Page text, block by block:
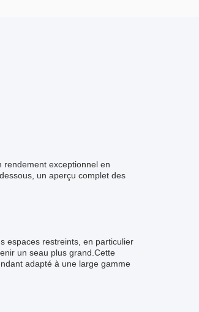
rendement exceptionnel en
un aperçu complet des
espaces restreints, en particulier
un seau plus grand.Cette
adapté à une large gamme